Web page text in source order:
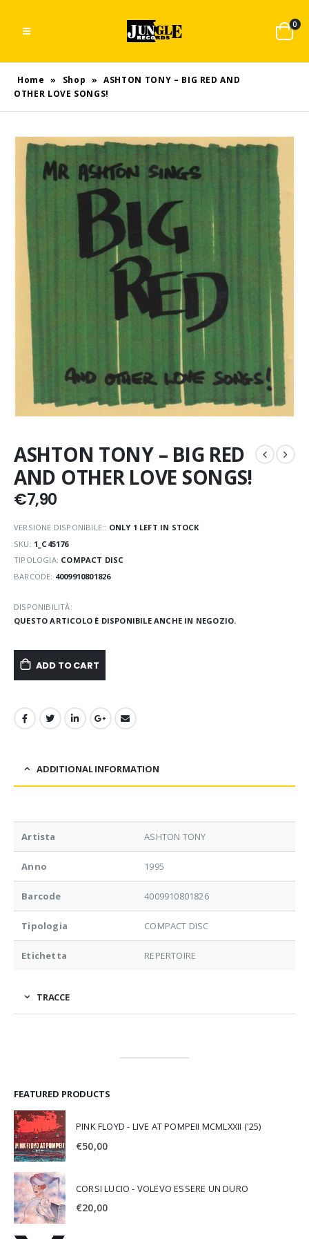
0
Home » Shop » ASHTON TONY – BIG RED AND
OTHER LOVE SONGS!
ASHTON TONY – BIG RED
AND OTHER LOVE SONGS!
€7,90
VERSIONE DISPONIBILE:: ONLY 1 LEFT IN STOCK
SKU: 1_C45176
TIPOLOGIA: COMPACT DISC
BARCODE: 4009910801826
DISPONIBILITÀ:
QUESTO ARTICOLO È DISPONIBILE ANCHE IN NEGOZIO.
ADD TO CART
ADDITIONAL INFORMATION
Artista ASHTON TONY
Anno 1995
Barcode 4009910801826
Tipologia COMPACT DISC
Etichetta REPERTOIRE
TRACCE
FEATURED PRODUCTS
PINK FLOYD - LIVE AT POMPEII MCMLXXII ('25)
€50,00
CORSI LUCIO - VOLEVO ESSERE UN DURO
€20,00